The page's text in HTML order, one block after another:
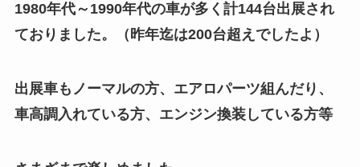
1980年代～1990年代の車が多く計144台出展され
ておりました。（昨年迄は200台超えでしたよ）
出展車もノーマルの方、エアロパーツ組んだり、
車高調入れている方、エンジン換装している方等